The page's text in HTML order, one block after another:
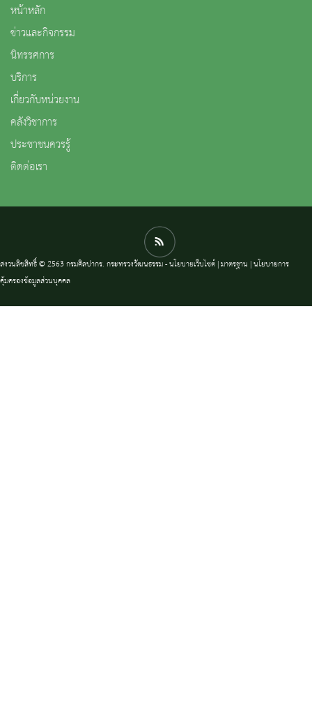
หน้าหลัก
ข่าวและกิจกรรม
นิทรรศการ
บริการ
เกี่ยวกับหน่วยงาน
คลังวิชาการ
ประชาชนควรรู้
ติดต่อเรา
สงวนลิขสิทธิ์ © 2563 กรมศิลปากร. กระทรวงวัฒนธรรม -นโยบายเว็บไซต์|มาตรฐาน |นโยบายการ
คุ้มครองข้อมูลส่วนบุคคล